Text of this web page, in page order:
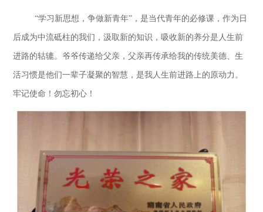
“学习新思想，争做新青年”，是当代青年的必修课，作为日
后成为中流砥柱的我们，汲取新的知识，吸收新的养分是人生前
进路的轱辘。爷爷传递给父亲，父亲再传承给我的传统美德、生
活习惯是他们一辈子凝聚的智慧，是我人生前进路上的原动力。
牢记使命！勿忘初心！